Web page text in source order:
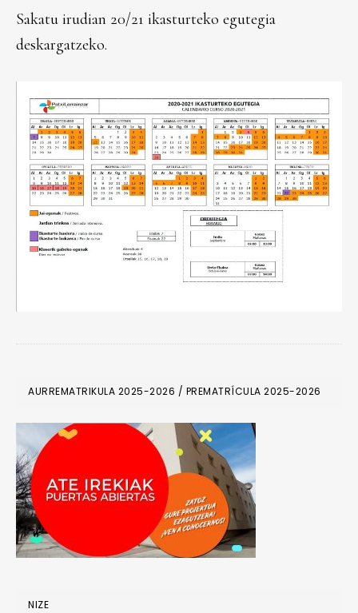
Sakatu irudian 20/21 ikasturteko egutegia
deskargatzeko.
PRIMARY
SIDEBAR
AURREMATRIKULA 2025-2026 / PREMATRÍCULA 2025-2026
NIZE